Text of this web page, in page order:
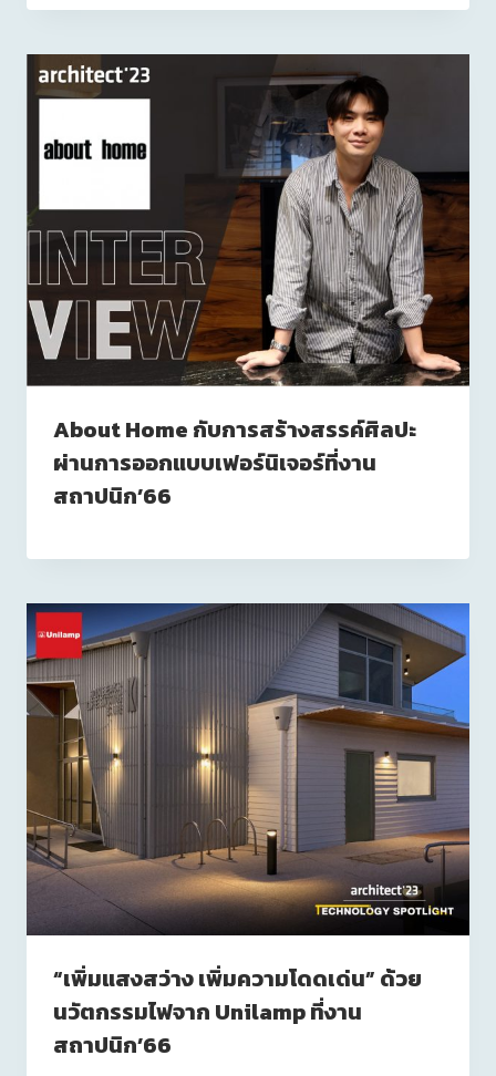
About Home กับการสร้างสรรค์ศิลปะ
ผ่านการออกแบบเฟอร์นิเจอร์ที่งาน
สถาปนิก’66
“เพิ่มแสงสว่าง เพิ่มความโดดเด่น” ด้วย
นวัตกรรมไฟจาก Unilamp ที่งาน
สถาปนิก’66